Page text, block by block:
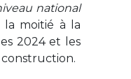
national
la moitié à la
2024 et les